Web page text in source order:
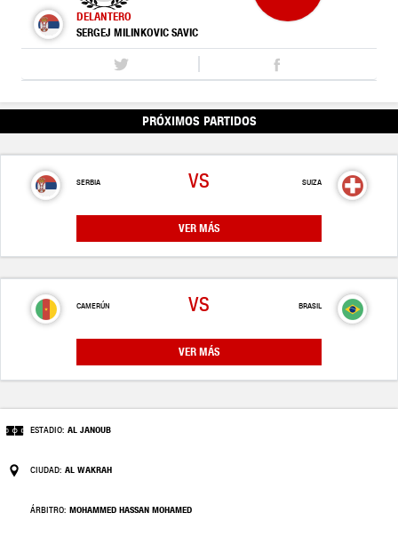
DELANTERO
SERGEJ MILINKOVIC SAVIC
PRÓXIMOS PARTIDOS
SERBIA VS SUIZA
VER MÁS
CAMERÚN VS BRASIL
VER MÁS
ESTADIO: AL JANOUB
CIUDAD: AL WAKRAH
ÁRBITRO: MOHAMMED HASSAN MOHAMED